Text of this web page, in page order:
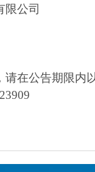
限公司
在公告期限内